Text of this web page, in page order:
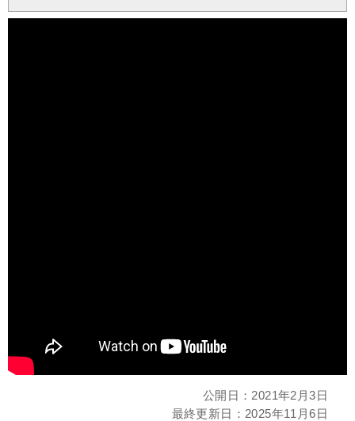
公開日： 2021年2月3日
最終更新日： 2025年11月6日